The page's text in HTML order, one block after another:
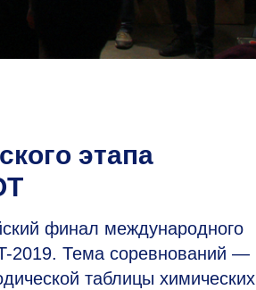
этапа
финал международного
2019. Тема соревнований —
таблицы химических